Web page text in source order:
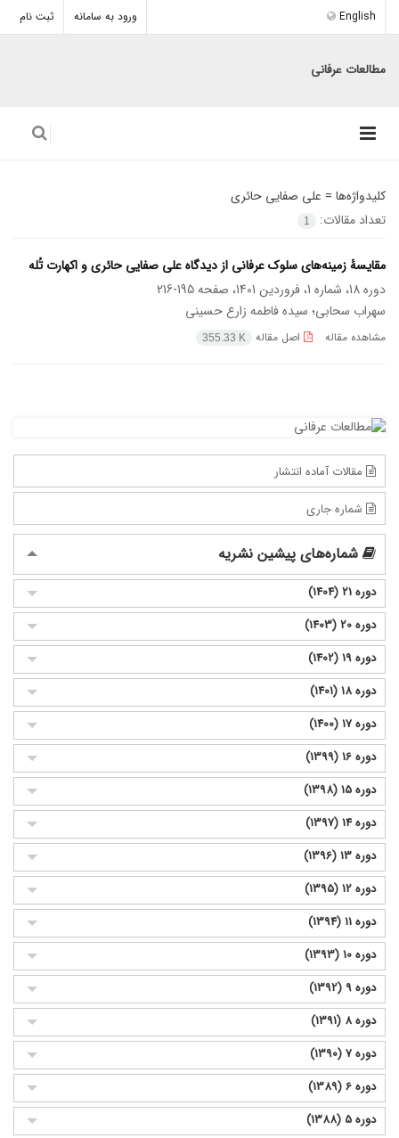
ورود به سامانه ثبت نام English
مطالعات عرفانی
کلیدواژه‌ها = علی صفایی حائری
تعداد مقالات:
1
مقایسۀ زمینه‌های سلوک عرفانی از دیدگاه علی صفایی حائری و اکهارت تُله
دوره 18، شماره 1، فروردین 1401، صفحه
195-216
سهراب سحابی؛ سیده فاطمه زارع حسینی
مشاهده مقاله اصل مقاله 355.33 K
مقالات آماده انتشار
شماره جاری
شماره‌های پیشین نشریه
دوره 21 (1404)
دوره 20 (1403)
دوره 19 (1402)
دوره 18 (1401)
دوره 17 (1400)
دوره 16 (1399)
دوره 15 (1398)
دوره 14 (1397)
دوره 13 (1396)
دوره 12 (1395)
دوره 11 (1394)
دوره 10 (1393)
دوره 9 (1392)
دوره 8 (1391)
دوره 7 (1390)
دوره 6 (1389)
دوره 5 (1388)